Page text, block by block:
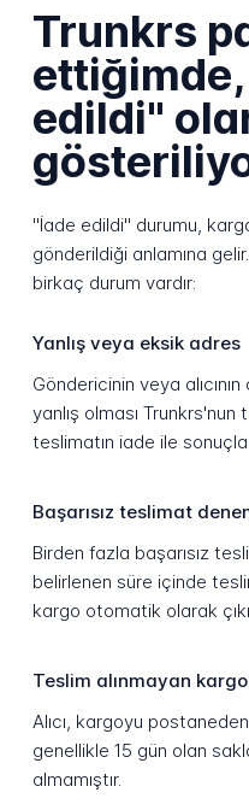
Trunkrs
edildi"
"İade edildi" durumu,
gönderildiği anlamına
birkaç durum vardır:
Yanlış veya eksik adres
Göndericinin veya
yanlış olması
teslimatın iade ile
Başarısız teslimat
Birden fazla başarısız
belirlenen süre içinde
kargo otomatik olarak
Teslim alınmayan kargo
Alıcı, kargoyu
genellikle 15 gün olan
almamıştır.